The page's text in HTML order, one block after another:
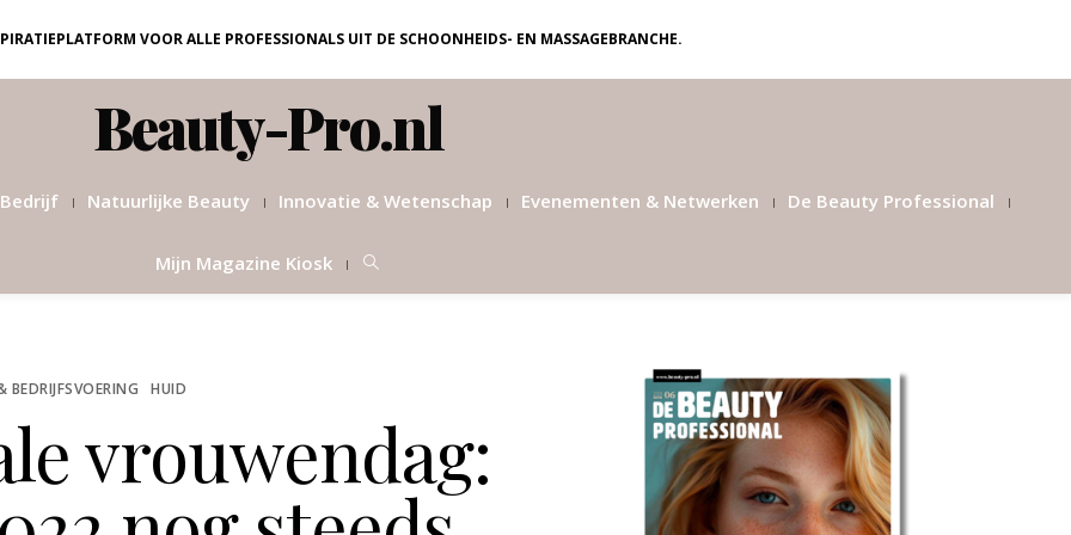
VOOR ALLE PROFESSIONALS UIT DE SCHOONHEIDS- EN MASSAGEBRANCHE.
Beauty-Pro.nl
Natuurlijke Beauty Innovatie & Wetenschap Evenementen & Netwerken De Beauty Professional
Mijn Magazine Kiosk
BEDRIJFSVOERING HUID
vrouwendag: